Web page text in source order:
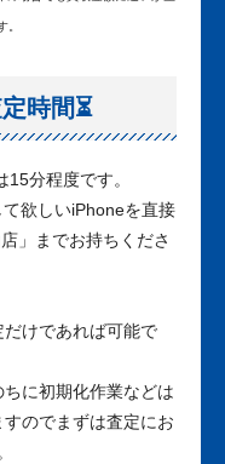
。
時間⏳
分程度です。
欲しいiPhoneを直接
」までお持ちくださ
けであれば可能で
に初期化作業などは
のでまずは査定にお